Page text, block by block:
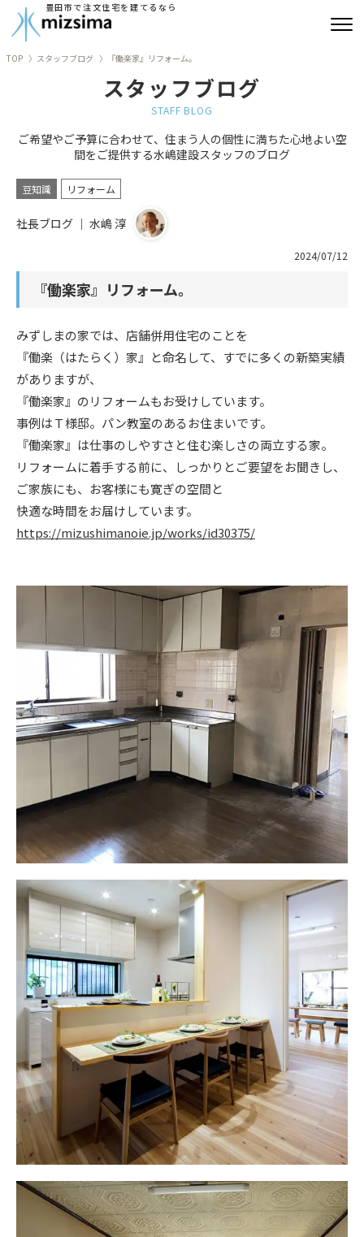
豊田市で注文住宅を建てるなら
リフォーム
古民家再生
建築実績
ニュース
イベント情報
資料請求・お問い合わせ
TOP スタッフブログ 『働楽家』リフォーム。
スタッフブログ
STAFF BLOG
ご希望やご予算に合わせて、住まう人の個性に満ちた心地よい空
間をご提供する水嶋建設スタッフのブログ
豆知識 リフォーム
社長ブログ ｜ 水嶋 淳
2024/07/12
『働楽家』リフォーム。
みずしまの家では、店舗併用住宅のことを
『働楽（はたらく）家』と命名して、すでに多くの新築実績
がありますが、
『働楽家』のリフォームもお受けしています。
事例はＴ様邸。パン教室のあるお住まいです。
『働楽家』は仕事のしやすさと住む楽しさの両立する家。
リフォームに着手する前に、しっかりとご要望をお聞きし、
ご家族にも、お客様にも寛ぎの空間と
快適な時間をお届けしています。
https://mizushimanoie.jp/works/id30375/